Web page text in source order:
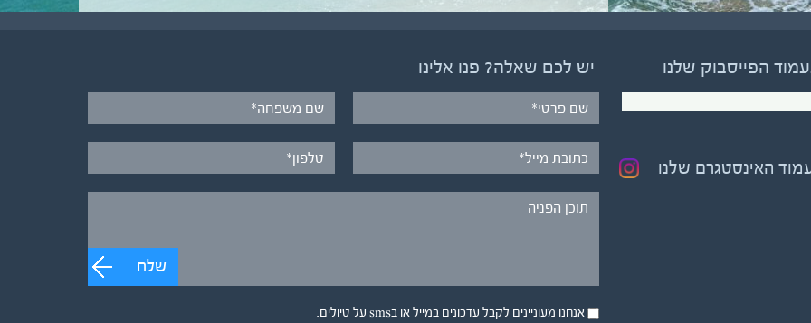
הפייסבוק שלנו
האינסטגרם שלנו
יש לכם שאלה? פנו אלינו
שלח
אנחנו מעוניינים לקבל עדכונים במייל או בsms על טיולים.